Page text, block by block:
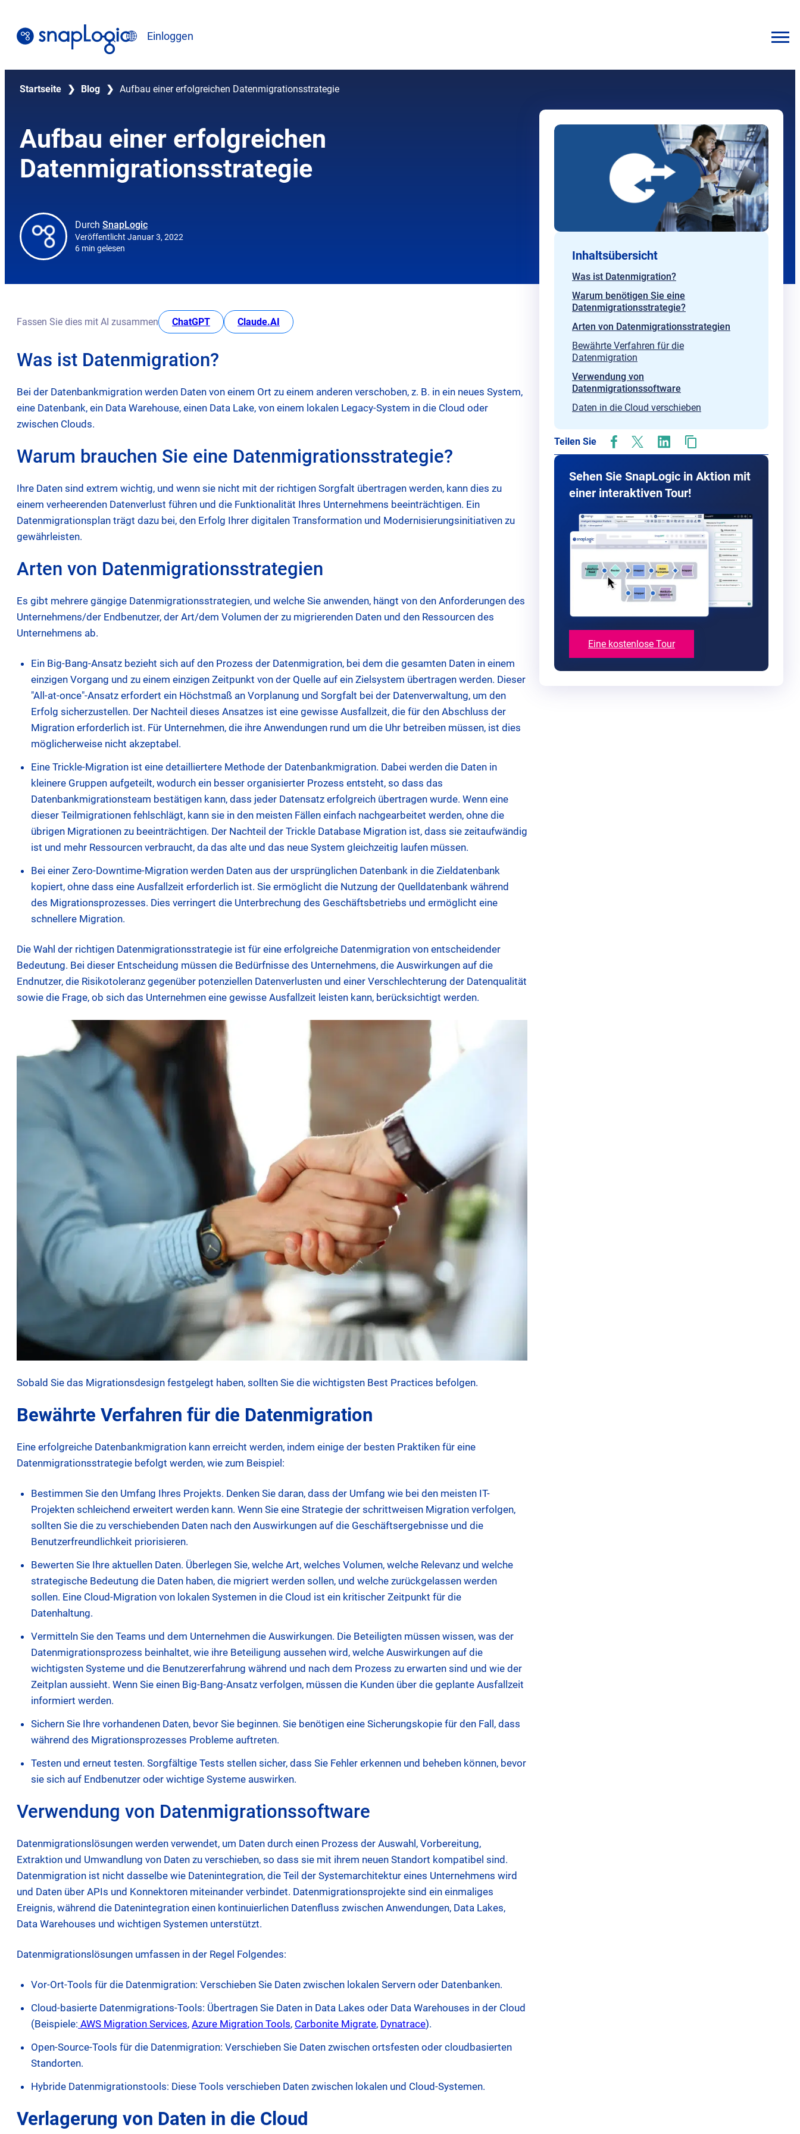
springen
Suche
DeutschEinloggen
Startseite ❯ Blog ❯ Aufbau einer erfolgreichen Datenmigrationsstrategie
Aufbau einer erfolgreichen
Datenmigrationsstrategie
Durch SnapLogic
Veröffentlicht Januar 3, 2022
6 min gelesen
Fassen Sie dies mit AI zusammen ChatGPTopens in new tab
Claude.AI opens in new tab
Was ist Datenmigration?
Bei der Datenbankmigration werden Daten von einem Ort zu einem anderen verschoben, z. B. in ein neues System,
eine Datenbank, ein Data Warehouse, einen Data Lake, von einem lokalen Legacy-System in die Cloud oder
zwischen Clouds.
Warum brauchen Sie eine Datenmigrationsstrategie?
Ihre Daten sind extrem wichtig, und wenn sie nicht mit der richtigen Sorgfalt übertragen werden, kann dies zu
einem verheerenden Datenverlust führen und die Funktionalität Ihres Unternehmens beeinträchtigen. Ein
Datenmigrationsplan trägt dazu bei, den Erfolg Ihrer digitalen Transformation und Modernisierungsinitiativen zu
gewährleisten.
Arten von Datenmigrationsstrategien
Es gibt mehrere gängige Datenmigrationsstrategien, und welche Sie anwenden, hängt von den Anforderungen des
Unternehmens/der Endbenutzer, der Art/dem Volumen der zu migrierenden Daten und den Ressourcen des
Unternehmens ab.
Ein Big-Bang-Ansatz bezieht sich auf den Prozess der Datenmigration, bei dem die gesamten Daten in einem
einzigen Vorgang und zu einem einzigen Zeitpunkt von der Quelle auf ein Zielsystem übertragen werden. Dieser
"All-at-once"-Ansatz erfordert ein Höchstmaß an Vorplanung und Sorgfalt bei der Datenverwaltung, um den
Erfolg sicherzustellen. Der Nachteil dieses Ansatzes ist eine gewisse Ausfallzeit, die für den Abschluss der
Migration erforderlich ist. Für Unternehmen, die ihre Anwendungen rund um die Uhr betreiben müssen, ist dies
möglicherweise nicht akzeptabel.
Eine Trickle-Migration ist eine detailliertere Methode der Datenbankmigration. Dabei werden die Daten in
kleinere Gruppen aufgeteilt, wodurch ein besser organisierter Prozess entsteht, so dass das
Datenbankmigrationsteam bestätigen kann, dass jeder Datensatz erfolgreich übertragen wurde. Wenn eine
dieser Teilmigrationen fehlschlägt, kann sie in den meisten Fällen einfach nachgearbeitet werden, ohne die
übrigen Migrationen zu beeinträchtigen. Der Nachteil der Trickle Database Migration ist, dass sie zeitaufwändig
ist und mehr Ressourcen verbraucht, da das alte und das neue System gleichzeitig laufen müssen.
Bei einer Zero-Downtime-Migration werden Daten aus der ursprünglichen Datenbank in die Zieldatenbank
kopiert, ohne dass eine Ausfallzeit erforderlich ist. Sie ermöglicht die Nutzung der Quelldatenbank während
des Migrationsprozesses. Dies verringert die Unterbrechung des Geschäftsbetriebs und ermöglicht eine
schnellere Migration.
Die Wahl der richtigen Datenmigrationsstrategie ist für eine erfolgreiche Datenmigration von entscheidender
Bedeutung. Bei dieser Entscheidung müssen die Bedürfnisse des Unternehmens, die Auswirkungen auf die
Endnutzer, die Risikotoleranz gegenüber potenziellen Datenverlusten und einer Verschlechterung der Datenqualität
sowie die Frage, ob sich das Unternehmen eine gewisse Ausfallzeit leisten kann, berücksichtigt werden.
Sobald Sie das Migrationsdesign festgelegt haben, sollten Sie die wichtigsten Best Practices befolgen.
Bewährte Verfahren für die Datenmigration
Eine erfolgreiche Datenbankmigration kann erreicht werden, indem einige der besten Praktiken für eine
Datenmigrationsstrategie befolgt werden, wie zum Beispiel:
Bestimmen Sie den Umfang Ihres Projekts. Denken Sie daran, dass der Umfang wie bei den meisten IT-
Projekten schleichend erweitert werden kann. Wenn Sie eine Strategie der schrittweisen Migration verfolgen,
sollten Sie die zu verschiebenden Daten nach den Auswirkungen auf die Geschäftsergebnisse und die
Benutzerfreundlichkeit priorisieren.
Bewerten Sie Ihre aktuellen Daten. Überlegen Sie, welche Art, welches Volumen, welche Relevanz und welche
strategische Bedeutung die Daten haben, die migriert werden sollen, und welche zurückgelassen werden
sollen. Eine Cloud-Migration von lokalen Systemen in die Cloud ist ein kritischer Zeitpunkt für die
Datenhaltung.
Vermitteln Sie den Teams und dem Unternehmen die Auswirkungen. Die Beteiligten müssen wissen, was der
Datenmigrationsprozess beinhaltet, wie ihre Beteiligung aussehen wird, welche Auswirkungen auf die
wichtigsten Systeme und die Benutzererfahrung während und nach dem Prozess zu erwarten sind und wie der
Zeitplan aussieht. Wenn Sie einen Big-Bang-Ansatz verfolgen, müssen die Kunden über die geplante Ausfallzeit
informiert werden.
Sichern Sie Ihre vorhandenen Daten, bevor Sie beginnen. Sie benötigen eine Sicherungskopie für den Fall, dass
während des Migrationsprozesses Probleme auftreten.
Testen und erneut testen. Sorgfältige Tests stellen sicher, dass Sie Fehler erkennen und beheben können, bevor
sie sich auf Endbenutzer oder wichtige Systeme auswirken.
Verwendung von Datenmigrationssoftware
Datenmigrationslösungen werden verwendet, um Daten durch einen Prozess der Auswahl, Vorbereitung,
Extraktion und Umwandlung von Daten zu verschieben, so dass sie mit ihrem neuen Standort kompatibel sind.
Datenmigration ist nicht dasselbe wie Datenintegration, die Teil der Systemarchitektur eines Unternehmens wird
und Daten über APIs und Konnektoren miteinander verbindet. Datenmigrationsprojekte sind ein einmaliges
Ereignis, während die Datenintegration einen kontinuierlichen Datenfluss zwischen Anwendungen, Data Lakes,
Data Warehouses und wichtigen Systemen unterstützt.
Datenmigrationslösungen umfassen in der Regel Folgendes:
Vor-Ort-Tools für die Datenmigration: Verschieben Sie Daten zwischen lokalen Servern oder Datenbanken.
Cloud-basierte Datenmigrations-Tools: Übertragen Sie Daten in Data Lakes oder Data Warehouses in der Cloud
(Beispiele: AWS Migration Servicesopens
new
, Azure Migration Toolsopens
, Carbonite Migrateopens
, Dynatraceopens
).
Open-Source-Tools für die Datenmigration: Verschieben Sie Daten zwischen ortsfesten oder cloudbasierten
Standorten.
Hybride Datenmigrationstools: Diese Tools verschieben Daten zwischen lokalen und Cloud-Systemen.
Verlagerung von Daten in die Cloud
Inhaltsübersicht
Was ist Datenmigration?
Warum benötigen Sie eine
Datenmigrationsstrategie?
Arten von Datenmigrationsstrategien
Bewährte Verfahren für die
Datenmigration
Verwendung von
Datenmigrationssoftware
Daten in die Cloud verschieben
Teilen Sie
opens
new
tab
opens
new
tab
opens
new
tab
Sehen Sie SnapLogic in Aktion mit
einer interaktiven Tour!
Eine kostenlose Tour